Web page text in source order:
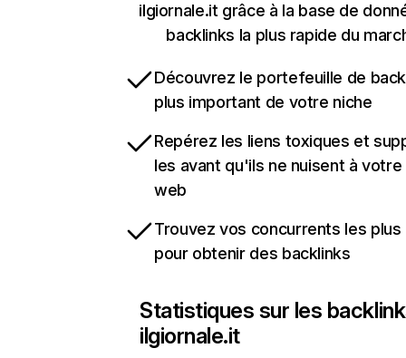
ilgiornale.it grâce à la base de
backlinks la plus rapide du
Découvrez le portefeuille de
plus important de votre niche
Repérez les liens toxiques et
les avant qu'ils ne nuisent à
web
Trouvez vos concurrents les
pour obtenir des backlinks
Statistiques sur les
ilgiornale.it